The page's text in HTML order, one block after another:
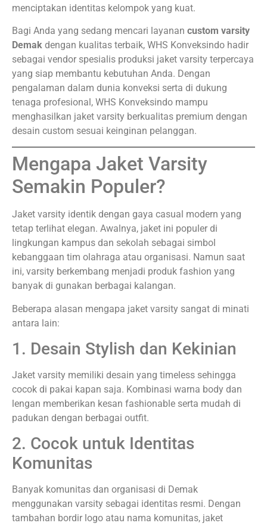
menciptakan identitas kelompok yang kuat.
Bagi Anda yang sedang mencari layanan custom varsity
Demak dengan kualitas terbaik, WHS Konveksindo hadir
sebagai vendor spesialis produksi jaket varsity terpercaya
yang siap membantu kebutuhan Anda. Dengan
pengalaman dalam dunia konveksi serta di dukung
tenaga profesional, WHS Konveksindo mampu
menghasilkan jaket varsity berkualitas premium dengan
desain custom sesuai keinginan pelanggan.
Mengapa Jaket Varsity
Semakin Populer?
Jaket varsity identik dengan gaya casual modern yang
tetap terlihat elegan. Awalnya, jaket ini populer di
lingkungan kampus dan sekolah sebagai simbol
kebanggaan tim olahraga atau organisasi. Namun saat
ini, varsity berkembang menjadi produk fashion yang
banyak di gunakan berbagai kalangan.
Beberapa alasan mengapa jaket varsity sangat di minati
antara lain:
1. Desain Stylish dan Kekinian
Jaket varsity memiliki desain yang timeless sehingga
cocok di pakai kapan saja. Kombinasi warna body dan
lengan memberikan kesan fashionable serta mudah di
padukan dengan berbagai outfit.
2. Cocok untuk Identitas
Komunitas
Banyak komunitas dan organisasi di Demak
menggunakan varsity sebagai identitas resmi. Dengan
tambahan bordir logo atau nama komunitas, jaket